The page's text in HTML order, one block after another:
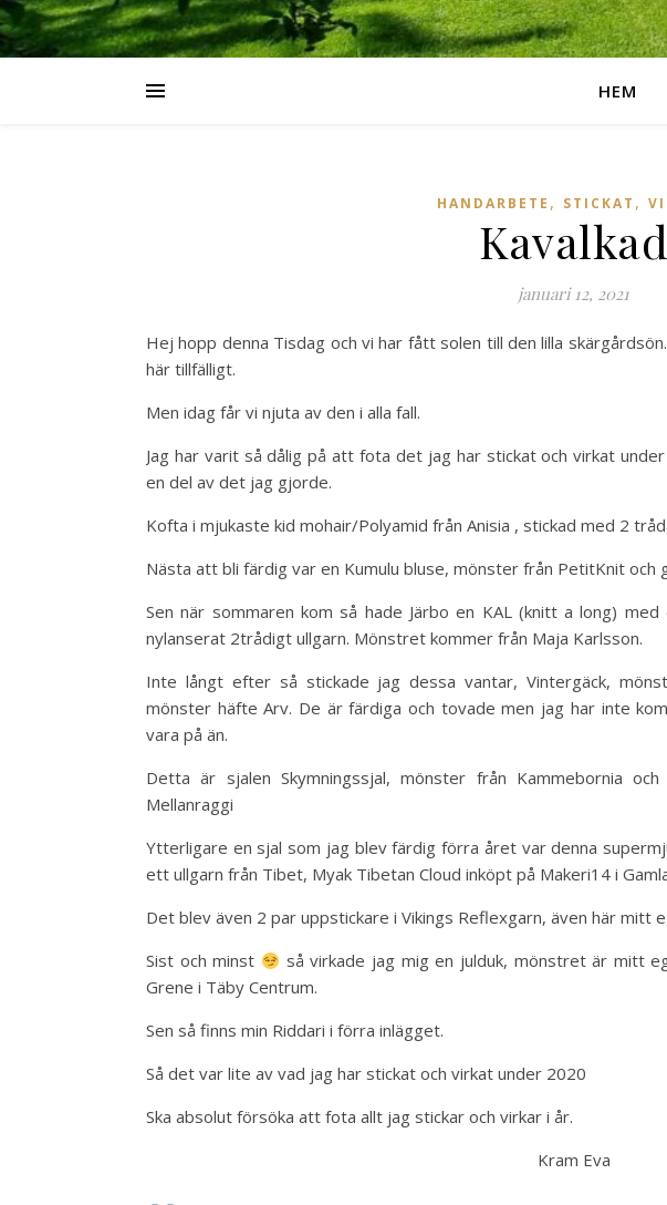
HEM
HANDARBETE , STICKAT ,
Kavalkad
januari 12, 2021
Hej hopp denna Tisdag och vi har fått solen till den lilla
här tillfälligt.
Men idag får vi njuta av den i alla fall.
Jag har varit så dålig på att fota det jag har stickat och virkat
en del av det jag gjorde.
Kofta i mjukaste kid mohair/Polyamid från Anisia , stickad med 2
Nästa att bli färdig var en Kumulu bluse, mönster från PetitKnit och
Sen när sommaren kom så hade Järbo en KAL (knitt a long)
nylanserat 2trådigt ullgarn. Mönstret kommer från Maja Karlsson.
Inte långt efter så stickade jag dessa vantar, Vintergäck,
mönster häfte Arv. De är färdiga och tovade men jag har inte
vara på än.
Detta är sjalen Skymningssjal, mönster från Kammebornia
Mellanraggi
Ytterligare en sjal som jag blev färdig förra året var denna
ett ullgarn från Tibet, Myak Tibetan Cloud inköpt på Makeri14 i
Det blev även 2 par uppstickare i Vikings Reflexgarn, även här mitt
Sist och minst
så virkade jag mig en julduk, mönstret är mitt
Grene i Täby Centrum.
Sen så finns min Riddari i förra inlägget.
Så det var lite av vad jag har stickat och virkat under 2020
Ska absolut försöka att fota allt jag stickar och virkar i år.
Kram Eva